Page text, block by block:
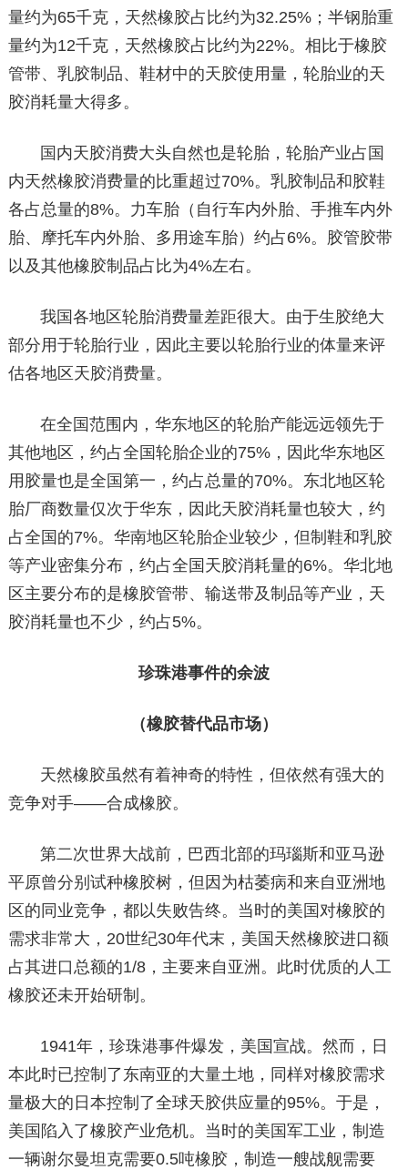
量约为65千克，天然橡胶占比约为32.25%；半钢胎重
量约为12千克，天然橡胶占比约为22%。相比于橡胶
管带、乳胶制品、鞋材中的天胶使用量，轮胎业的天
胶消耗量大得多。
国内天胶消费大头自然也是轮胎，轮胎产业占国
内天然橡胶消费量的比重超过70%。乳胶制品和胶鞋
各占总量的8%。力车胎（自行车内外胎、手推车内外
胎、摩托车内外胎、多用途车胎）约占6%。胶管胶带
以及其他橡胶制品占比为4%左右。
我国各地区轮胎消费量差距很大。由于生胶绝大
部分用于轮胎行业，因此主要以轮胎行业的体量来评
估各地区天胶消费量。
在全国范围内，华东地区的轮胎产能远远领先于
其他地区，约占全国轮胎企业的75%，因此华东地区
用胶量也是全国第一，约占总量的70%。东北地区轮
胎厂商数量仅次于华东，因此天胶消耗量也较大，约
占全国的7%。华南地区轮胎企业较少，但制鞋和乳胶
等产业密集分布，约占全国天胶消耗量的6%。华北地
区主要分布的是橡胶管带、输送带及制品等产业，天
胶消耗量也不少，约占5%。
珍珠港事件的余波
（橡胶替代品市场）
天然橡胶虽然有着神奇的特性，但依然有强大的
竞争对手——合成橡胶。
第二次世界大战前，巴西北部的玛瑙斯和亚马逊
平原曾分别试种橡胶树，但因为枯萎病和来自亚洲地
区的同业竞争，都以失败告终。当时的美国对橡胶的
需求非常大，20世纪30年代末，美国天然橡胶进口额
占其进口总额的1/8，主要来自亚洲。此时优质的人工
橡胶还未开始研制。
1941年，珍珠港事件爆发，美国宣战。然而，日
本此时已控制了东南亚的大量土地，同样对橡胶需求
量极大的日本控制了全球天胶供应量的95%。于是，
美国陷入了橡胶产业危机。当时的美国军工业，制造
一辆谢尔曼坦克需要0.5吨橡胶，制造一艘战舰需要